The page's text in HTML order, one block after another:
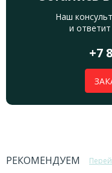
Наш
и
+7
РЕКОМЕНДУЕМ